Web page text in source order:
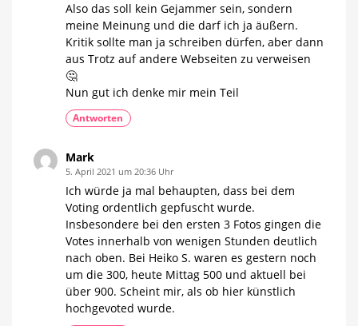
Also das soll kein Gejammer sein, sondern
meine Meinung und die darf ich ja äußern.
Kritik sollte man ja schreiben dürfen, aber dann
aus Trotz auf andere Webseiten zu verweisen
🤔
Nun gut ich denke mir mein Teil
Antworten
Mark
5. April 2021 um 20:36 Uhr
Ich würde ja mal behaupten, dass bei dem
Voting ordentlich gepfuscht wurde.
Insbesondere bei den ersten 3 Fotos gingen die
Votes innerhalb von wenigen Stunden deutlich
nach oben. Bei Heiko S. waren es gestern noch
um die 300, heute Mittag 500 und aktuell bei
über 900. Scheint mir, als ob hier künstlich
hochgevoted wurde.